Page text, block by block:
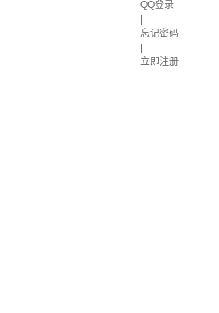
QQ登录
忘记密码
立即注册